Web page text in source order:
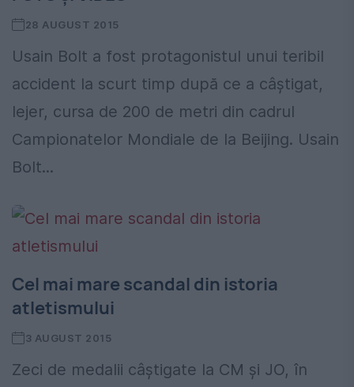
28 AUGUST 2015
Usain Bolt a fost protagonistul unui teribil
accident la scurt timp după ce a câştigat,
lejer, cursa de 200 de metri din cadrul
Campionatelor Mondiale de la Beijing. Usain
Bolt...
Cel mai mare scandal din istoria
atletismului
3 AUGUST 2015
Zeci de medalii câștigate la CM și JO, în